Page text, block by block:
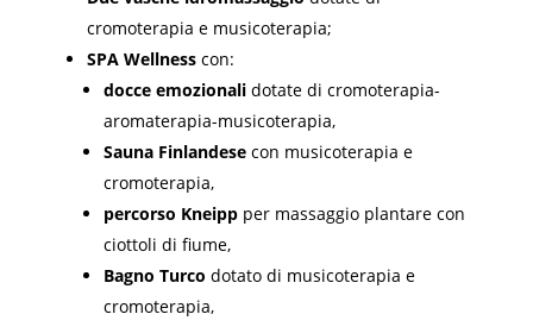
cromoterapia e musicoterapia;
SPA Wellnesscon:
docce emozionalidotate di cromoterapia-
aromaterapia-musicoterapia,
Sauna Finlandese con musicoterapia e
cromoterapia,
percorso Kneippper massaggio plantare con
ciottoli di fiume,
Bagno Turco dotato di musicoterapia e
cromoterapia,